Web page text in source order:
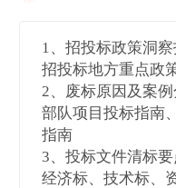
1、招投标政策洞
招投标地方重点政
2、废标原因及案
部队项目投标指南
指南
3、投标文件清标要
经济标、技术标、